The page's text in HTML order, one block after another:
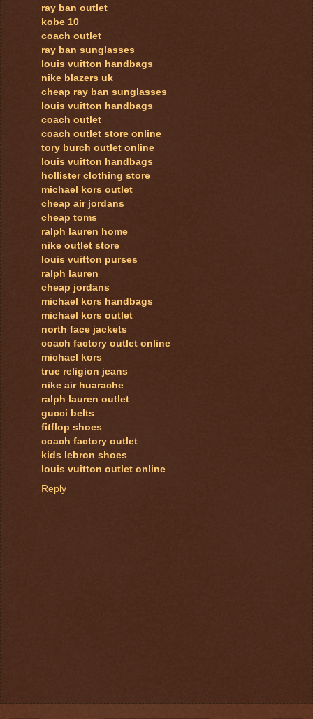
ray ban outlet
kobe 10
coach outlet
ray ban sunglasses
louis vuitton handbags
nike blazers uk
cheap ray ban sunglasses
louis vuitton handbags
coach outlet
coach outlet store online
tory burch outlet online
louis vuitton handbags
hollister clothing store
michael kors outlet
cheap air jordans
cheap toms
ralph lauren home
nike outlet store
louis vuitton purses
ralph lauren
cheap jordans
michael kors handbags
michael kors outlet
north face jackets
coach factory outlet online
michael kors
true religion jeans
nike air huarache
ralph lauren outlet
gucci belts
fitflop shoes
coach factory outlet
kids lebron shoes
louis vuitton outlet online
Reply